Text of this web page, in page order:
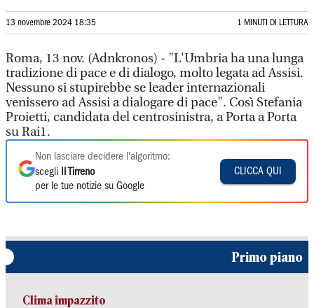
13 novembre 2024 18:35 1 MINUTI DI LETTURA
Roma, 13 nov. (Adnkronos) - "L'Umbria ha una lunga
tradizione di pace e di dialogo, molto legata ad Assisi.
Nessuno si stupirebbe se leader internazionali
venissero ad Assisi a dialogare di pace". Così Stefania
Proietti, candidata del centrosinistra, a Porta a Porta
su Rai1.
Non lasciare decidere l'algoritmo:
scegli
Il Tirreno
per le tue notizie su Google
CLICCA QUI
Primo piano
Clima impazzito